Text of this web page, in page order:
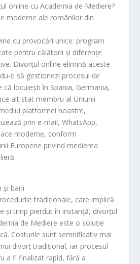
online cu Academia de Mediere?
moderne ale românilor din
cu provocări unice: program
pentru călătorii și diferențe
Divorțul online elimină aceste
ți să gestionezi procesul de
locuiești în Spania, Germania,
alt stat membru al Uniunii
platformei noastre,
prin e-mail, WhatsApp,
moderne, conform
Europene privind medierea
și bani
tradiționale, care implică
și timp pierdut în instanță, divorțul
de Mediere este o soluție
Costurile sunt semnificativ mai
divorț tradițional, iar procesul
a fi finalizat rapid, fără a